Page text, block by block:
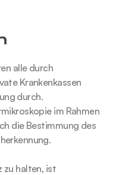
alle durch
Krankenkassen
durch.
im Rahmen
die Bestimmung des
zu halten, ist